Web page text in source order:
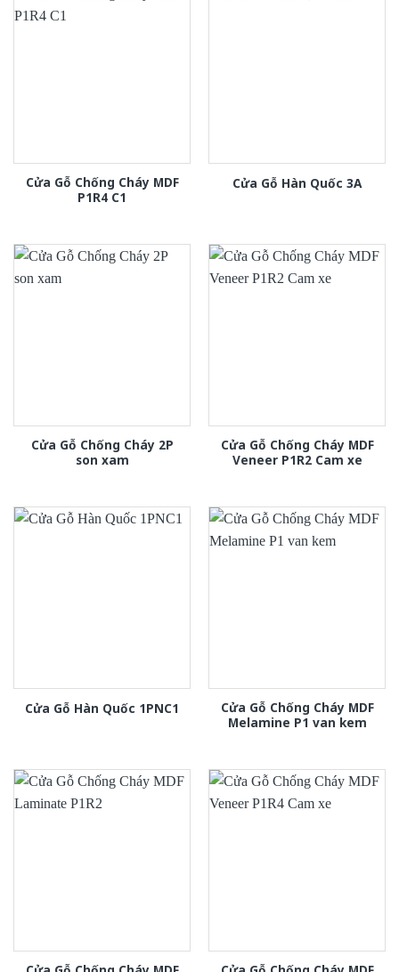
Cửa Gỗ Chống Cháy MDF
P1R4 C1
Cửa Gỗ Hàn Quốc 3A
Cửa Gỗ Chống Cháy 2P
son xam
Cửa Gỗ Chống Cháy MDF
Veneer P1R2 Cam xe
Cửa Gỗ Hàn Quốc 1PNC1
Cửa Gỗ Chống Cháy MDF
Melamine P1 van kem